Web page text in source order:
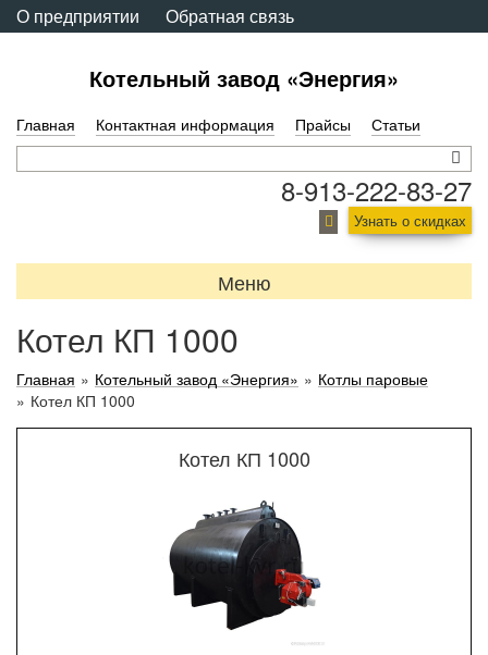
О предприятии Обратная связь
Котельный завод «Энергия»
Главная Контактная информация Прайсы Статьи
8-913-222-83-27
Узнать о скидках
Меню
Котел КП 1000
Главная » Котельный завод «Энергия» » Котлы паровые
» Котел КП 1000
Котел КП 1000